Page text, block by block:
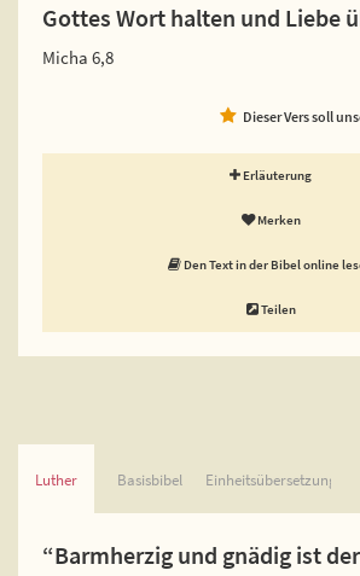
Gottes Wort halten und Liebe
Micha 6,8
Dieser Vers soll
Erläuterung
Merken
Den Text in der Bibel online
Teilen
Luther Basisbibel Einheitsübersetzung
“Barmherzig und gnädig ist der